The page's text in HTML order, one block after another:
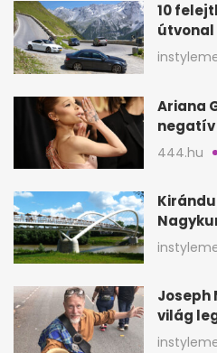
10
útvonal
partok,
Ariana
vonul
444.hu
hely
Joseph
világ
lett